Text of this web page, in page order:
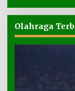
Olahraga